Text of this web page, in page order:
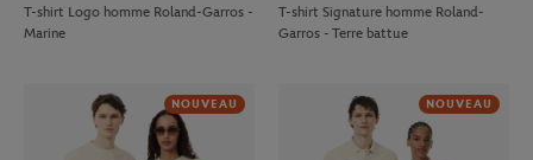
T-shirt Logo homme Roland-Garros -
Marine
T-shirt Signature homme Roland-
Garros - Terre battue
NOUVEAU NOUVEAU